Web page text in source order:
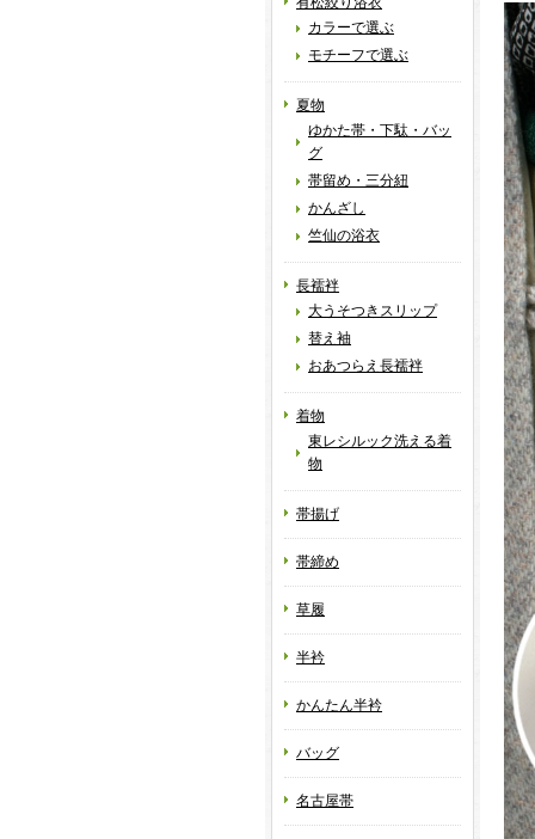
カラーで選ぶ
モチーフで選ぶ
夏物
ゆかた帯・下駄・バッ
グ
帯留め・三分紐
かんざし
竺仙の浴衣
長襦袢
大うそつきスリップ
替え袖
おあつらえ長襦袢
着物
東レシルック洗える着
物
帯揚げ
帯締め
草履
半衿
かんたん半衿
バッグ
名古屋帯